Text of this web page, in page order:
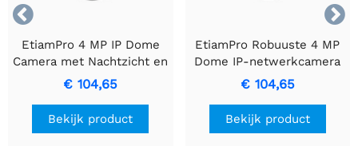


EtiamPro 4 MP IP Dome
Camera met Nachtzicht en
PoE
€ 104,65
Bekijk product
EtiamPro Robuuste 4 MP
Dome IP-netwerkcamera
voor binnen en buiten.
€ 104,65
Bekijk product